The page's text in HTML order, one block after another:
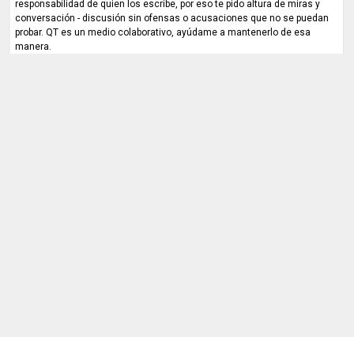
responsabilidad de quien los escribe, por eso te pido altura de miras y
conversación - discusión sin ofensas o acusaciones que no se puedan
probar. QT es un medio colaborativo, ayúdame a mantenerlo de esa
manera.